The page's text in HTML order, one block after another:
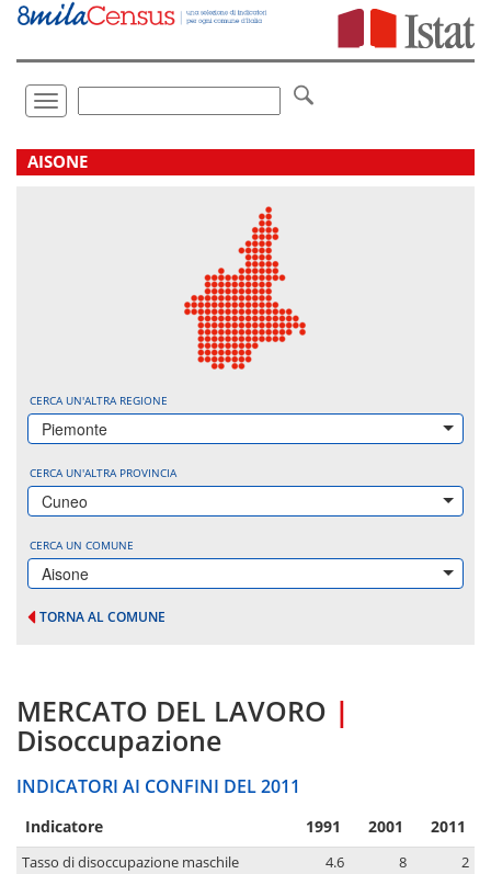
Vai
direttamente
Toggle
navigation
.
AISONE
CERCA UN'ALTRA REGIONE
Piemonte
CERCA UN'ALTRA PROVINCIA
Cuneo
CERCA UN COMUNE
Aisone
TORNA AL COMUNE
MERCATO DEL LAVORO |
Disoccupazione
INDICATORI AI CONFINI DEL 2011
Indicatore 1991 2001 2011
Tasso di disoccupazione maschile 4.6 8
2